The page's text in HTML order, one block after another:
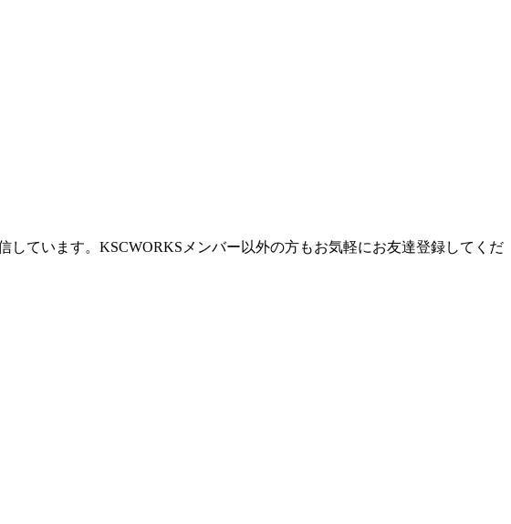
ています。KSCWORKSメンバー以外の方もお気軽にお友達登録してくだ